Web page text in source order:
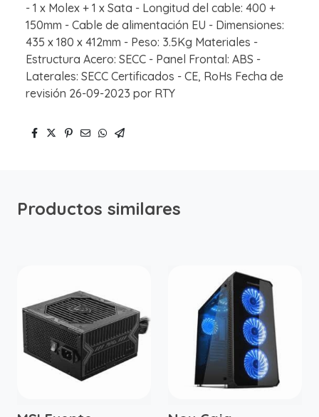
- 1 x Molex + 1 x Sata - Longitud del cable: 400 +
150mm - Cable de alimentación EU - Dimensiones:
435 x 180 x 412mm - Peso: 3.5Kg Materiales -
Estructura Acero: SECC - Panel Frontal: ABS -
Laterales: SECC Certificados - CE, RoHs Fecha de
revisión 26-09-2023 por RTY
Productos similares